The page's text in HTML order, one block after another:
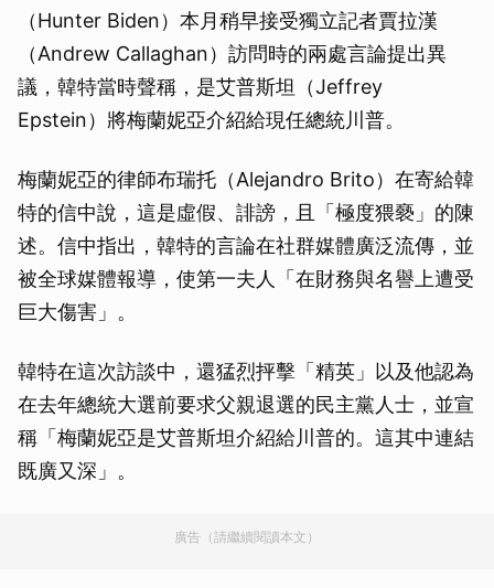
（Hunter Biden）本月稍早接受獨立記者賈拉漢
（Andrew Callaghan）訪問時的兩處言論提出異
議，韓特當時聲稱，是艾普斯坦（Jeffrey
Epstein）將梅蘭妮亞介紹給現任總統川普。
梅蘭妮亞的律師布瑞托（Alejandro Brito）在寄給韓
特的信中說，這是虛假、誹謗，且「極度猥褻」的陳
述。信中指出，韓特的言論在社群媒體廣泛流傳，並
被全球媒體報導，使第一夫人「在財務與名譽上遭受
巨大傷害」。
韓特在這次訪談中，還猛烈抨擊「精英」以及他認為
在去年總統大選前要求父親退選的民主黨人士，並宣
稱「梅蘭妮亞是艾普斯坦介紹給川普的。這其中連結
既廣又深」。
廣告（請繼續閱讀本文）